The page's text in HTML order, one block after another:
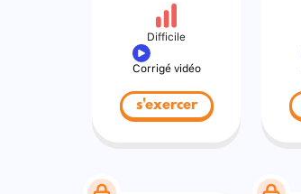
Difficile
Corrigé vidéo
s'exercer